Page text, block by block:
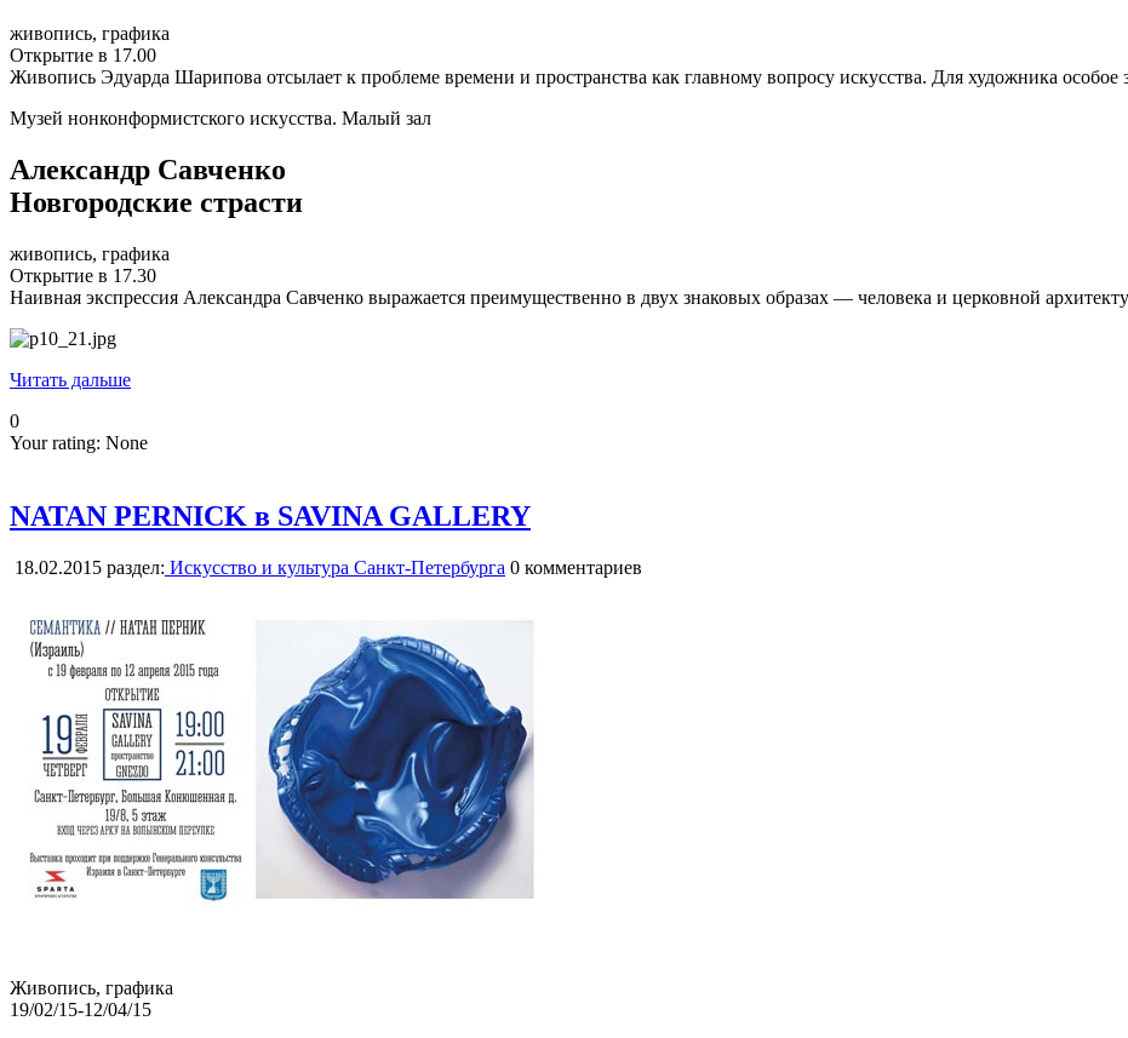
живопись, графика
Открытие в 17.00
Живопись Эдуарда Шарипова отсылает к проблеме времени и пространства как главному вопросу искусства. Для художника особое
Музей нонконформистского искусства. Малый зал
Александр Савченко
Новгородские страсти
живопись, графика
Открытие в 17.30
Наивная экспрессия Александра Савченко выражается преимущественно в двух знаковых образах — человека и церковной
Читать дальше
0
Your rating: None
NATAN PERNICK в SAVINA GALLERY
18.02.2015 раздел: Искусство и культура Санкт-Петербурга 0 комментариев
Живопись, графика
19/02/15-12/04/15